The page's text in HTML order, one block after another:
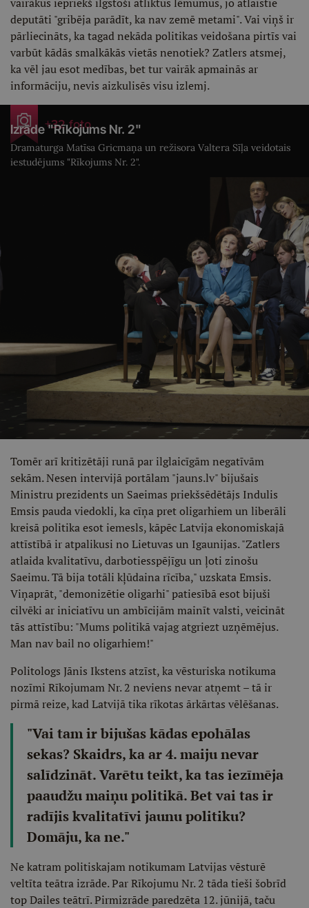
deputāti "gribēja parādīt, ka nav zemē metami". Vai viņš ir
pārliecināts, ka tagad nekāda politikas veidošana pirtīs vai
varbūt kādās smalkākās vietās nenotiek? Zatlers atsmej,
ka vēl jau esot medības, bet tur vairāk apmainās ar
informāciju, nevis aizkulisēs visu izlemj.
+32 foto
Izrāde "Rīkojums Nr. 2"
Dramaturga Matīsa Gricmaņa un režisora Valtera Sīļa veidotais
iestudējums "Rīkojums Nr. 2".
Tomēr arī kritizētāji runā par ilglaicīgām negatīvām
sekām. Nesen intervijā portālam "jauns.lv" bijušais
Ministru prezidents un Saeimas priekšsēdētājs Indulis
Emsis pauda viedokli, ka cīņa pret oligarhiem un liberāli
kreisā politika esot iemesls, kāpēc Latvija ekonomiskajā
attīstībā ir atpalikusi no Lietuvas un Igaunijas. "Zatlers
atlaida kvalitatīvu, darbotiesspējīgu un ļoti zinošu
Saeimu. Tā bija totāli kļūdaina rīcība," uzskata Emsis.
Viņaprāt, "demonizētie oligarhi" patiesībā esot bijuši
cilvēki ar iniciatīvu un ambīcijām mainīt valsti, veicināt
tās attīstību: "Mums politikā vajag atgriezt uzņēmējus.
Man nav bail no oligarhiem!"
Politologs Jānis Ikstens atzīst, ka vēsturiska notikuma
nozīmi Rīkojumam Nr. 2 neviens nevar atņemt – tā ir
pirmā reize, kad Latvijā tika rīkotas ārkārtas vēlēšanas.
"Vai tam ir bijušas kādas epohālas
sekas? Skaidrs, ka ar 4. maiju nevar
salīdzināt. Varētu teikt, ka tas iezīmēja
paaudžu maiņu politikā. Bet vai tas ir
radījis kvalitatīvi jaunu politiku?
Domāju, ka ne."
Ne katram politiskajam notikumam Latvijas vēsturē
veltīta teātra izrāde. Par Rīkojumu Nr. 2 tāda tieši šobrīd
top Dailes teātrī. Pirmizrāde paredzēta 12. jūnijā, taču